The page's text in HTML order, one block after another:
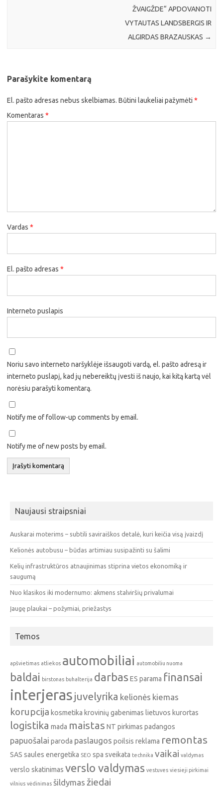
ŽVAIGŽDE“ APDOVANOTI
VYTAUTAS LANDSBERGIS IR
ALGIRDAS BRAZAUSKAS →
Parašykite komentarą
El. pašto adresas nebus skelbiamas. Būtini laukeliai pažymėti *
Komentaras *
Vardas *
El. pašto adresas *
Interneto puslapis
Noriu savo interneto naršyklėje išsaugoti vardą, el. pašto adresą ir
interneto puslapį, kad jų nebereiktų įvesti iš naujo, kai kitą kartą vėl
norėsiu parašyti komentarą.
Notify me of follow-up comments by email.
Notify me of new posts by email.
Naujausi straipsniai
Auskarai moterims – subtili saviraiškos detalė, kuri keičia visą įvaizdį
Kelionės autobusu – būdas artimiau susipažinti su šalimi
Kelių infrastruktūros atnaujinimas stiprina vietos ekonomiką ir
saugumą
Nuo klasikos iki modernumo: akmens stalviršių privalumai
Įaugę plaukai – požymiai, priežastys
Temos
apšvietimas atliekos automobiliai automobiliu nuoma
baldai birstonas buhalterija darbas ES parama finansai
interjeras juvelyrika kelionės kiemas
korupcija kosmetika krovinių gabenimas lietuvos kurortas
logistika mada maistas NT pirkimas padangos
papuošalai paroda paslaugos poilsis reklama remontas
SAS saules energetika SEO spa sveikata technika vaikai valdymas
verslo skatinimas verslo valdymas vestuves viesieji pirkimai
vilnius vėdinimas šildymas žiedai